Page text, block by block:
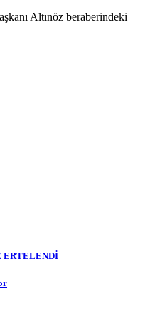
Altınöz beraberindeki
ERTELENDİ